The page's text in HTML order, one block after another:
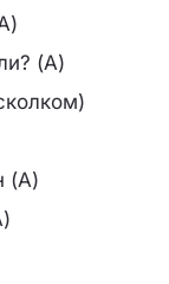
(А)
(А)